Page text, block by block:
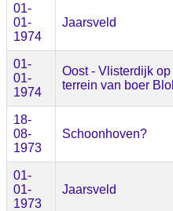
01-
01-
1974
Jaarsveld
01-
01-
1974
Oost - Vlisterdijk op
terrein van boer
18-
08-
1973
Schoonhoven?
01-
01-
1973
Jaarsveld